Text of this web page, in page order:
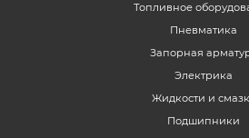
Топливное
Пневматика
Запорная
Электрика
Жидкости и
Подшипники